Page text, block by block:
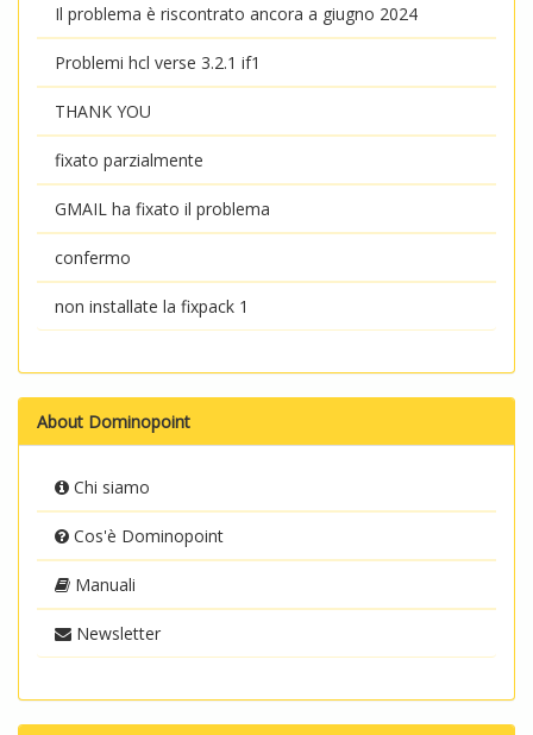
Il problema è riscontrato ancora a giugno 2024
Problemi hcl verse 3.2.1 if1
THANK YOU
fixato parzialmente
GMAIL ha fixato il problema
confermo
non installate la fixpack 1
About Dominopoint
Chi siamo
Cos'è Dominopoint
Manuali
Newsletter